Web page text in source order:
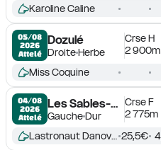
Karoline Caline
05/08
2026
Attelé
Dozulé
DroiteHerbe
Crse H
2 900m
Miss Coquine
04/08
2026
Attelé
Les Sables-d'Olonne
GaucheDur
Crse F
2 775m
Lastronaut Danover25,5€